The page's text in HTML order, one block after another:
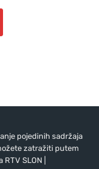
pojedinih sadržaja
zatražiti putem
RTV SLON |